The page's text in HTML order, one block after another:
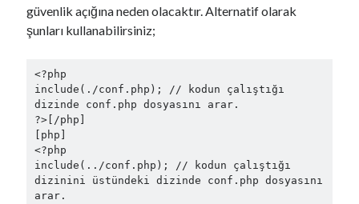
güvenlik açığına neden olacaktır. Alternatif olarak
şunları kullanabilirsiniz;
<?php
include(./conf.php); // kodun çalıştığı
dizinde conf.php dosyasını arar.
?>[/php]
[php]
<?php
include(../conf.php); // kodun çalıştığı
dizinini üstündeki dizinde conf.php dosyasını
arar.